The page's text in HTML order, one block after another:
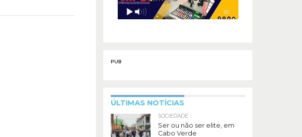
PUB
ÚLTIMAS NOTÍCIAS
SOCIEDADE
Ser ou não ser elite, em
Cabo Verde